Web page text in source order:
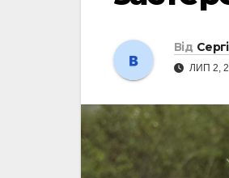
Від
ЛИП 2,